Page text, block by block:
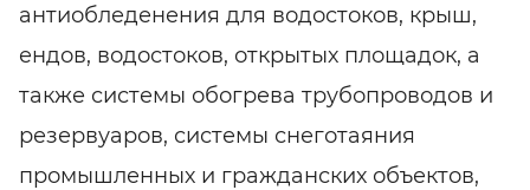
антиобледенения для водостоков, крыш,
ендов, водостоков, открытых площадок, а
также системы обогрева трубопроводов и
резервуаров, системы снеготаяния
промышленных и гражданских объектов,